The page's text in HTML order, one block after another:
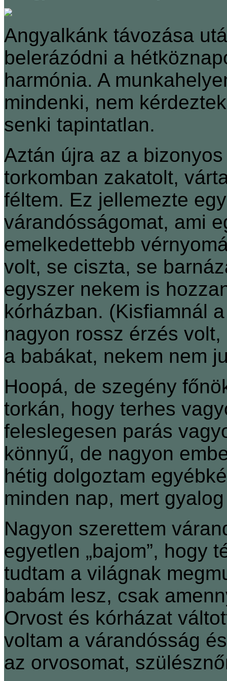
Angyalkánk távozása
belerázódni a
harmónia. A
mindenki, nem
senki tapintatlan.
Aztán újra az a
torkomban zakatolt,
féltem. Ez jellemezte
várandósságomat, ami
emelkedettebb
volt, se ciszta, se
egyszer nekem is
kórházban. (Kisfiamnál
nagyon rossz érzés
a babákat, nekem nem
Hoopá, de szegény
torkán, hogy terhes
feleslegesen parás
könnyű, de nagyon
hétig dolgoztam
minden nap, mert
Nagyon szerettem
egyetlen „bajom”, hogy
tudtam a világnak
babám lesz, csak
Orvost és kórházat
voltam a várandósság
az orvosomat,